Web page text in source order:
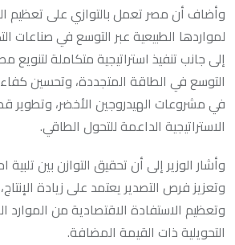
وأضاف أن مصر تعمل بالتوازي على تعظيم
لمواردها الطبيعية عبر التوسع في صناعات
إلى جانب تنفيذ استراتيجية متكاملة
التوسع في الطاقة المتجددة، وتحسين
في مشروعات الهيدروجين الأخضر، وتطوير
الاستراتيجية الداعمة للتحول الطاقي.
وأشار الوزير إلى أن تحقيق التوازن بين
وتعزيز فرص التصدير يعتمد على زيادة الإنتاج،
وتعظيم الاستفادة الاقتصادية من الموارد
التحويلية ذات القيمة المضافة.